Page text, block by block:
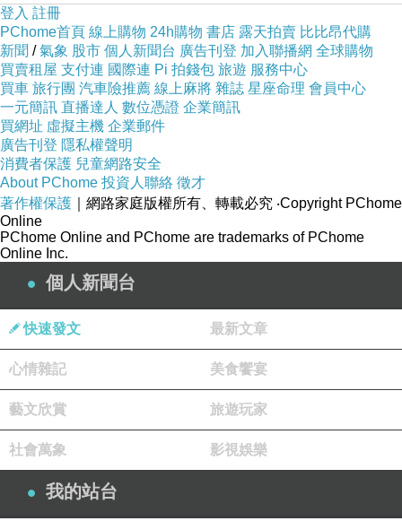
登入 註冊
PChome首頁 線上購物 24h購物 書店 露天拍賣 比比昂代購
新聞 /氣象 股市 個人新聞台 廣告刊登 加入聯播網 全球購物
買賣租屋 支付連 國際連 Pi 拍錢包 旅遊 服務中心
買車 旅行團 汽車險推薦 線上麻將 雜誌 星座命理 會員中心
一元簡訊 直播達人 數位憑證 企業簡訊
買網址 虛擬主機 企業郵件
廣告刊登 隱私權聲明
消費者保護 兒童網路安全
About PChome 投資人聯絡 徵才
著作權保護 ｜網路家庭版權所有、轉載必究 ‧Copyright PChome
Online
PChome Online and PChome are trademarks of PChome
Online Inc.
個人新聞台
快速發文 最新文章
心情雜記 美食饗宴
藝文欣賞 旅遊玩家
社會萬象 影視娛樂
我的站台